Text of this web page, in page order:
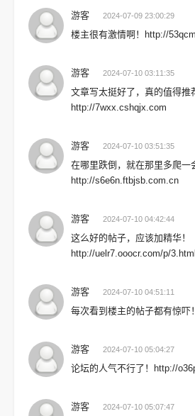
游客 2024-07-09 23:00:29
楼主很有激情啊！http://
游客 2024-07-10 03:11:35
文章写太挺好了，真的值得推
http://7wxx.cshqjx.com
游客 2024-07-10 03:51:35
在哪里跌倒，就在那里多爬一
http://s6e6n.ftbjsb.com.cn
游客 2024-07-10 04:42:44
这么好的帖子，应该加精华！
http://uelr7.ooocr.com/p/3.html
游客 2024-07-10 04:51:11
每次看到楼主的帖子都有惊
游客 2024-07-10 05:04:27
论坛的人气不行了！http://
游客 2024-07-10 05:07:47